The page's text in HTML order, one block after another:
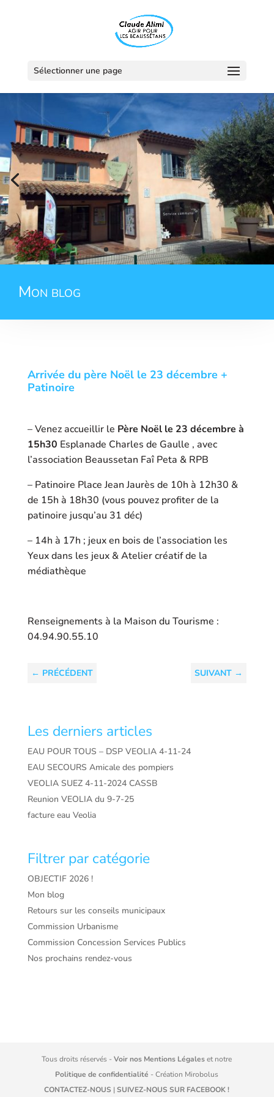
Sélectionner une page
Mon blog
Arrivée du père Noël le 23 décembre +
Patinoire
– Venez accueillir le Père Noël le 23 décembre à
15h30 Esplanade Charles de Gaulle , avec
l’association Beaussetan Faî Peta & RPB
– Patinoire Place Jean Jaurès de 10h à 12h30 &
de 15h à 18h30 (vous pouvez profiter de la
patinoire jusqu’au 31 déc)
– 14h à 17h ; jeux en bois de l’association les
Yeux dans les jeux & Atelier créatif de la
médiathèque
Renseignements à la Maison du Tourisme :
04.94.90.55.10
← PRÉCÉDENT SUIVANT →
Les derniers articles
EAU POUR TOUS – DSP VEOLIA 4-11-24
EAU SECOURS Amicale des pompiers
VEOLIA SUEZ 4-11-2024 CASSB
Reunion VEOLIA du 9-7-25
facture eau Veolia
Filtrer par catégorie
OBJECTIF 2026 !
Mon blog
Retours sur les conseils municipaux
Commission Urbanisme
Commission Concession Services Publics
Nos prochains rendez-vous
Tous droits réservés -Voir nos Mentions Légaleset notre
Politique de confidentialité - Création Mirobolus
CONTACTEZ-NOUS |SUIVEZ-NOUS SUR FACEBOOK !